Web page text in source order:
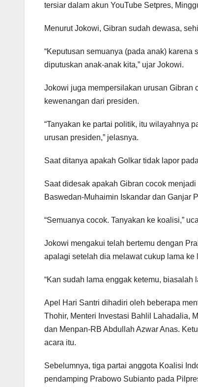
tersiar dalam akun YouTube Setpres,
Menurut Jokowi, Gibran sudah dewasa,
“Keputusan semuanya (pada anak)
diputuskan anak-anak kita,” ujar Jokowi.
Jokowi juga mempersilakan urusan Gibran
kewenangan dari presiden.
“Tanyakan ke partai politik, itu wilayahnya
urusan presiden,” jelasnya.
Saat ditanya apakah Golkar tidak lapor
Saat didesak apakah Gibran cocok
Baswedan-Muhaimin Iskandar dan Ganjar
“Semuanya cocok. Tanyakan ke koalisi,”
Jokowi mengakui telah bertemu dengan
apalagi setelah dia melawat cukup lama ke
“Kan sudah lama enggak ketemu, biasalah
Apel Hari Santri dihadiri oleh beberapa
Thohir, Menteri Investasi Bahlil Lahadalia,
dan Menpan-RB Abdullah Azwar Anas.
acara itu.
Sebelumnya, tiga partai anggota Koalisi
pendamping Prabowo Subianto pada